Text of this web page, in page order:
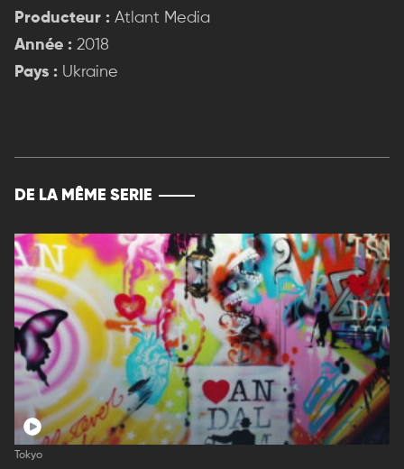
Producteur : Atlant Media
Année : 2018
Pays : Ukraine
DE LA MÊME SERIE
Tokyo